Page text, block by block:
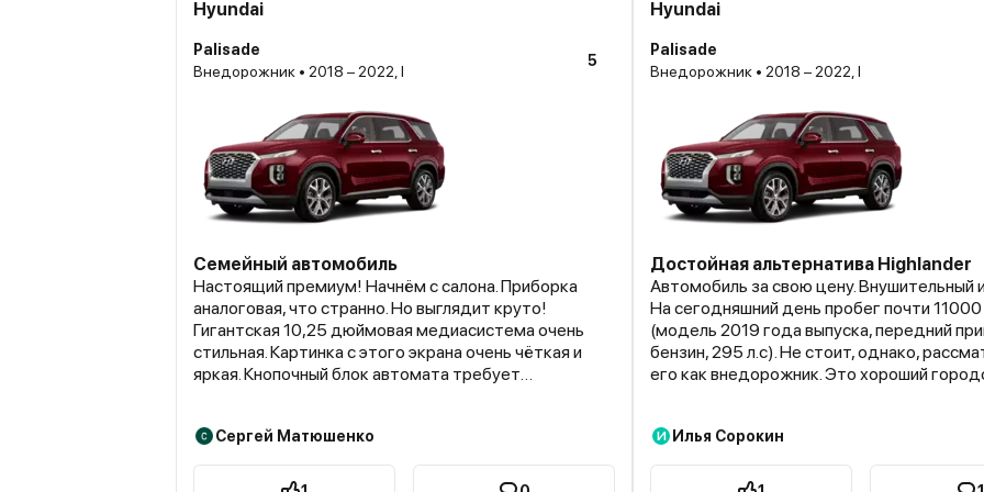
Hyundai
Palisade
Внедорожник • 2018 – 2022, I
5
Семейный автомобиль
Настоящий премиум! Начнём с салона. Приборка
аналоговая, что странно. Но выглядит круто!
Гигантская 10,25 дюймовая медиасистема очень
стильная. Картинка с этого экрана очень чёткая и
яркая. Кнопочный блок автомата требует
часов 7. Есть массажёр. Сзади - два капитанских
кресла с регулировками. Профиль отменный.
Пассажирам предлагается обогрев, вентиляция,
Сергей Матюшенко
Hyundai
Palisade
Внедорожник • 2018 – 2022, I
Достойная альтернатива Highlander
Автомобиль за свою цену. Внушительный
На сегодняшний день пробег почти
(модель 2019 года выпуска, передний
бензин, 295 л.с). Не стоит, однако,
его как внедорожник. Это хороший
бензине сэкономить не получится. С
доходит до 15 литров из-за множества
опций. Обслуживание и транспортный
И Илья Сорокин